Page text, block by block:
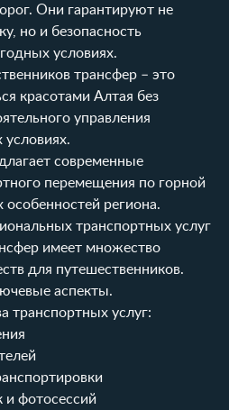
Они гарантируют не
но и безопасность
условиях.
трансфер – это
красотами Алтая без
управления
современные
перемещения по горной
особенностей региона.
транспортных услуг
имеет множество
для путешественников.
аспекты.
транспортных услуг:
и фотосессий